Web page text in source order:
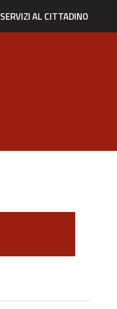
SERVIZI AL CITTADINO